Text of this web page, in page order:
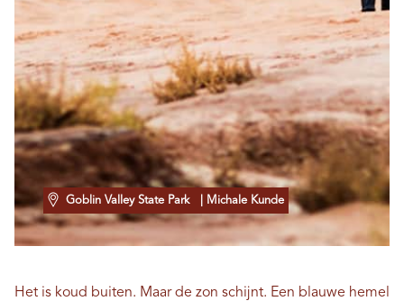
Goblin Valley State Park | Michale Kunde
Het is koud buiten. Maar de zon schijnt. Een blauwe hemel